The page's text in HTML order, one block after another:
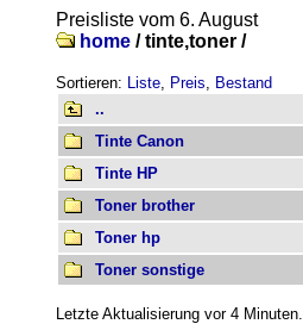
Preisliste vom 6. August
home /tinte,toner /
Sortieren: Liste, Preis, Bestand
..
Tinte Canon
Tinte HP
Toner brother
Toner hp
Toner sonstige
Letzte Aktualisierung vor 4 Minuten.